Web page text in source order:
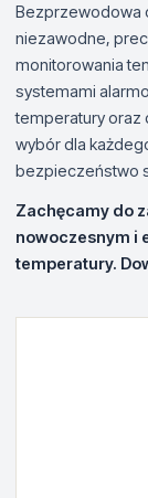
Bezprzewodowa
niezawodne,
monitorowania
systemami
temperatury oraz
wybór dla
bezpieczeństwo
Zachęcamy do
nowoczesnym i
temperatury.